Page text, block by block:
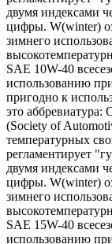
двумя индексами
цифры. W(winter)
зимнего
SAE 10W-40
использованию
пригодно к
это
(Society of
температурных
регламентирует
двумя индексами
цифры. W(winter)
зимнего
SAE 15W-40
использованию